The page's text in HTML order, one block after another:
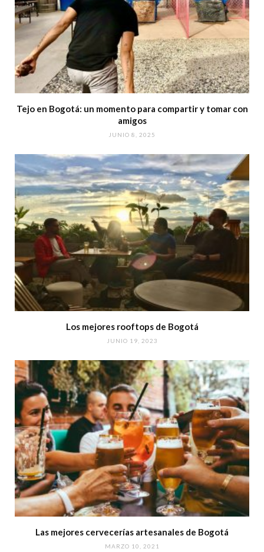
Tejo en Bogotá: un momento para compartir y tomar con
amigos
JUNIO 8, 2025
Los mejores rooftops de Bogotá
JUNIO 19, 2023
Las mejores cervecerías artesanales de Bogotá
MARZO 10, 2021